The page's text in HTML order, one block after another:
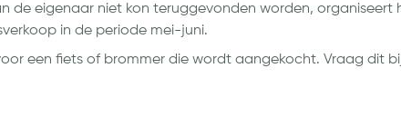
de eigenaar niet kon teruggevonden worden, organiseert
in de periode mei-juni.
een fiets of brommer die wordt aangekocht. Vraag dit